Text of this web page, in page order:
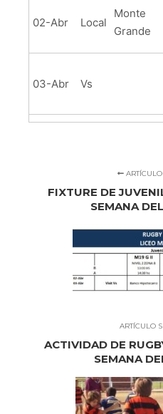
02-Abr Local
Monte
Grande
03-Abr Vs
FIXTURE DE
SEMANA
ARTÍCULO
ACTIVIDAD DE
SEMANA